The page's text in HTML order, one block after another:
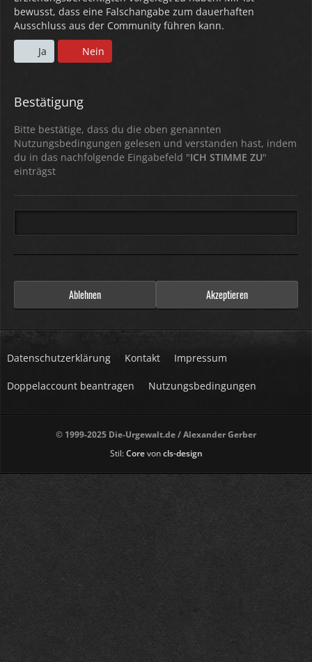
bewusst, dass eine Falschangabe zum dauerhaften
Ausschluss aus der Community führen kann.
Ja
Nein
Bestätigung
Bitte bestätige, dass du die oben genannten
Nutzungsbedingungen gelesen und verstanden hast, indem
du in das nachfolgende Eingabefeld "
"
einträgst
Ablehnen
Datenschutzerklärung Kontakt Impressum
Doppelaccount beantragen Nutzungsbedingungen
© 1999-2025 Die-Urgewalt.de / Alexander Gerber
Stil:Corevoncls-design